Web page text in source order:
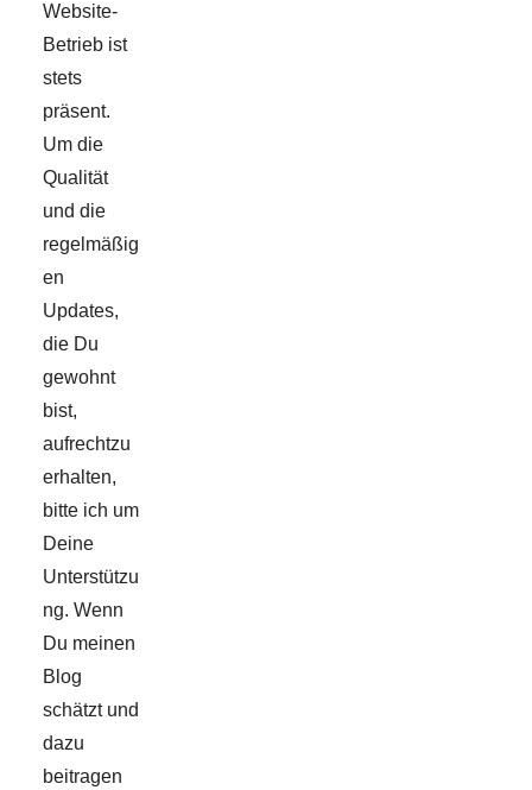
Website-
Betrieb ist
stets
präsent.
Um die
Qualität
und die
regelmäßig
en
Updates,
die Du
gewohnt
bist,
aufrechtzu
erhalten,
bitte ich um
Deine
Unterstützu
ng. Wenn
Du meinen
Blog
schätzt und
dazu
beitragen